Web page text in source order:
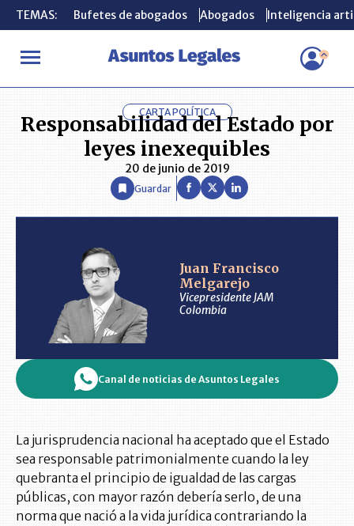
TEMAS: Bufetes de abogados Abogados Inteligencia
INICIO ANÁLISIS JUAN FRANCISCO MELGAREJO
TEMAS: Bufetes de abogados Abogados Inteligencia
CARTA POLÍTICA
Responsabilidad del Estado por
leyes inexequibles
20 de junio de 2019
Guardar
Juan Francisco
Melgarejo
Vicepresidente JAM
Colombia
Canal de noticias de Asuntos Legales
La jurisprudencia nacional ha aceptado que el Estado
sea responsable patrimonialmente cuando la ley
quebranta el principio de igualdad de las cargas
públicas, con mayor razón debería serlo, de una
norma que nació a la vida jurídica contrariando la